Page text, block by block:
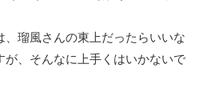
、瑠風さんの東上だったらいいな
が、そんなに上手くはいかないで